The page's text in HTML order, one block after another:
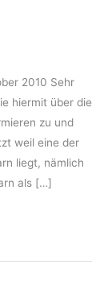
2010 Sehr
hiermit über die
zu und
weil eine der
liegt, nämlich
als […]